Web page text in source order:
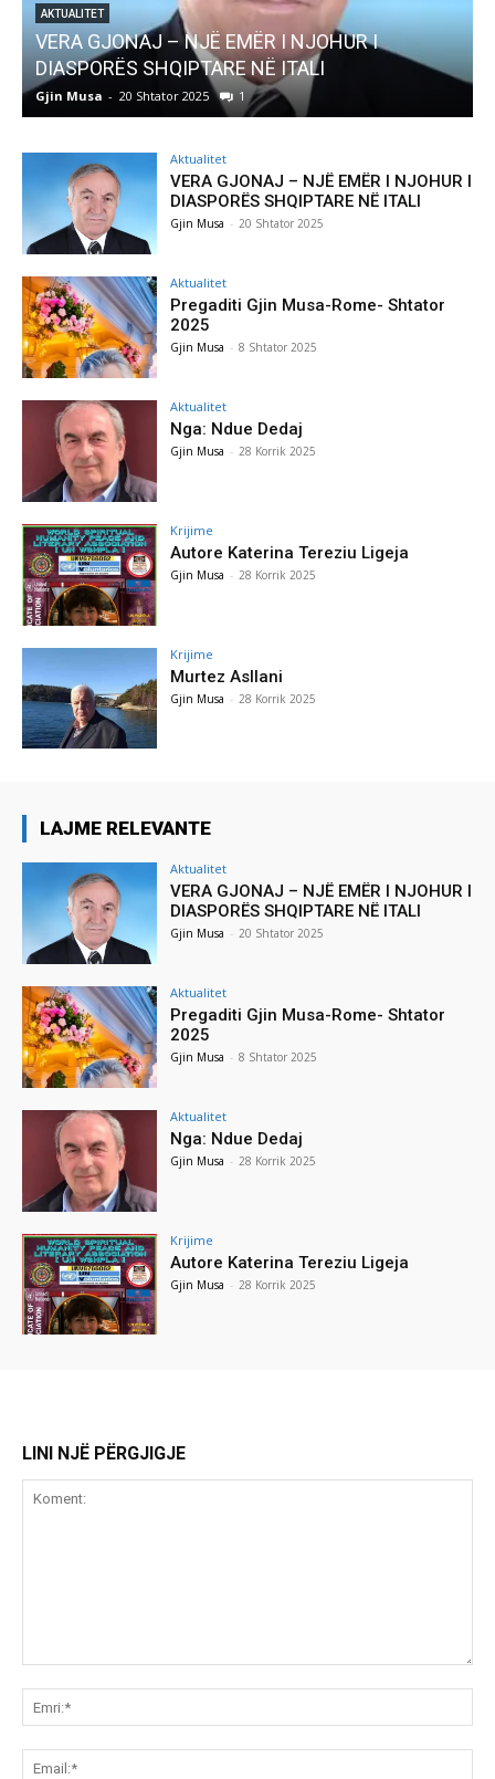
I
AKTUALITET
Pregaditi Gjin Musa-Rome- Shtator
Gjin Musa - 8 Shtator 2025
Aktualitet
VERA GJONAJ – NJË EMËR I NJOHUR I
DIASPORËS SHQIPTARE NË ITALI
Gjin Musa - 20 Shtator 2025
Aktualitet
Pregaditi Gjin Musa-Rome- Shtator
2025
Gjin Musa - 8 Shtator 2025
Aktualitet
Nga: Ndue Dedaj
Gjin Musa - 28 Korrik 2025
Krijime
Autore Katerina Tereziu Ligeja
Gjin Musa - 28 Korrik 2025
Krijime
Murtez Asllani
Gjin Musa - 28 Korrik 2025
LAJME RELEVANTE
Aktualitet
VERA GJONAJ – NJË EMËR I NJOHUR I
DIASPORËS SHQIPTARE NË ITALI
Gjin Musa - 20 Shtator 2025
Aktualitet
Pregaditi Gjin Musa-Rome- Shtator
2025
Gjin Musa - 8 Shtator 2025
Aktualitet
Nga: Ndue Dedaj
Gjin Musa - 28 Korrik 2025
Krijime
Autore Katerina Tereziu Ligeja
Gjin Musa - 28 Korrik 2025
LINI NJË PËRGJIGJE